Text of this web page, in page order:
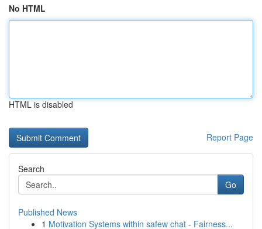
No HTML
HTML is disabled
Report Page
Search
Go
Published News
1 Motivation Systems within safew chat - Fairness...